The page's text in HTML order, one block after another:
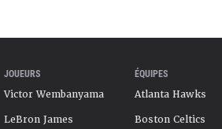
JOUEURS
Victor Wembanyama
LeBron James
ÉQUIPES
Atlanta Hawks
Boston Celtics